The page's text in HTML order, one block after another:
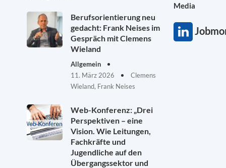
Berufsorientierung neu
gedacht: Frank Neises im
Gespräch mit Clemens
Wieland
Allgemein
11. März 2026
Clemens
Wieland, Frank Neises
Web-Konferenz: „Drei
Perspektiven – eine
Vision. Wie Leitungen,
Fachkräfte und
Jugendliche auf den
Übergangssektor und
Media